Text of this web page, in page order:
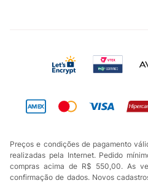
Preços e condições de pagamento
realizadas pela Internet. Pedido
compras acima de R$ 550,00. As
confirmação de dados. Novos